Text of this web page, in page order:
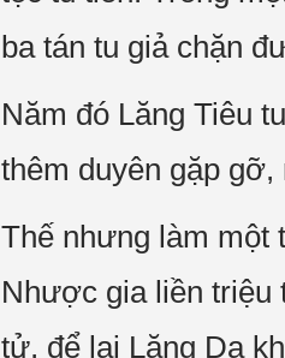
ba tán tu giả chặn
Năm đó Lăng Tiêu
thêm duyên gặp
Thế nhưng làm một
Nhược gia liền triệu
tử, để lại Lăng Dạ